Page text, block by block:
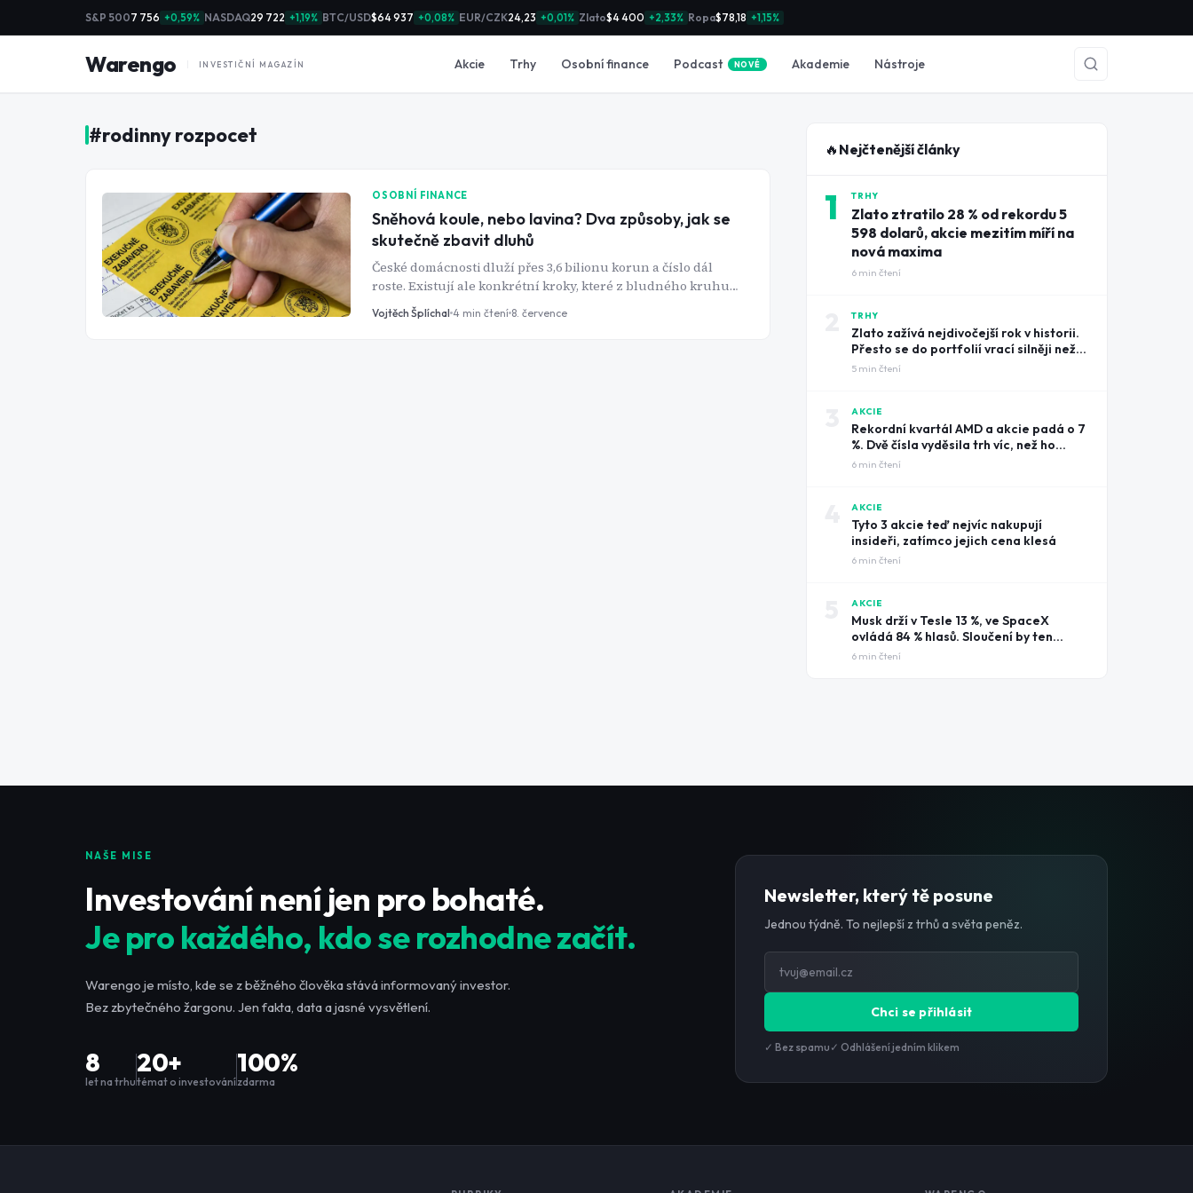
S&P 5007 756 +0,59% NASDAQ29 722 +1,19% BTC/USD$64 937 +0,08% EUR/CZK24,23 +0,01% Zlato$4 400 +2,33% Ropa$78,18 +1,15%
Warengo INVESTIČNÍ MAGAZÍN Akcie Trhy Osobní finance Podcast NOVÉ Akademie Nástroje
#rodinny rozpocet
OSOBNÍ FINANCE
Sněhová koule, nebo lavina? Dva způsoby, jak se
skutečně zbavit dluhů
České domácnosti dluží přes 3,6 bilionu korun a číslo dál
roste. Existují ale konkrétní kroky, které z bludného kruhu
splátek dokážou dostat i bez zázraků.
Vojtěch Šplíchal 4 min čtení 8. července
🔥 Nejčtenější články
1 TRHY
Zlato ztratilo 28 % od rekordu 5
598 dolarů, akcie mezitím míří na
nová maxima
6 min čtení
TRHY
Zlato zažívá nejdivočejší rok v historii.
Přesto se do portfolií vrací silněji než
kdy dřív
5 min čtení
AKCIE
Rekordní kvartál AMD a akcie padá o 7
%. Dvě čísla vyděsila trh víc, než ho
potěšily tržby
6 min čtení
AKCIE
Tyto 3 akcie teď nejvíc nakupují
insideři, zatímco jejich cena klesá
6 min čtení
AKCIE
Musk drží v Tesle 13 %, ve SpaceX
ovládá 84 % hlasů. Sloučení by ten
rozdíl smazalo
6 min čtení
NAŠE MISE
Investování není jen pro bohaté.
Je pro každého, kdo se rozhodne začít.
Warengo je místo, kde se z běžného člověka stává informovaný investor.
Bez zbytečného žargonu. Jen fakta, data a jasné vysvětlení.
8
let na trhu
20+
témat o investování
100%
zdarma
Newsletter, který tě posune
Jednou týdně. To nejlepší z trhů a světa peněz.
Chci se přihlásit
✓ Bez spamu ✓ Odhlášení jedním klikem